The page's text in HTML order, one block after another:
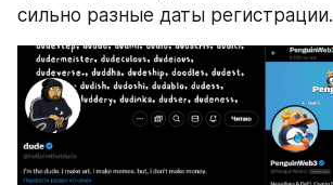
сильно разные даты регистрации.